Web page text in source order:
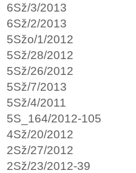
6Sž/3/2013
6Sž/2/2013
5Sžo/1/2012
5Sž/28/2012
5Sž/26/2012
5Sž/7/2013
5Sž/4/2011
5S_164/2012-105
4Sž/20/2012
2Sž/27/2012
2Sž/23/2012-39